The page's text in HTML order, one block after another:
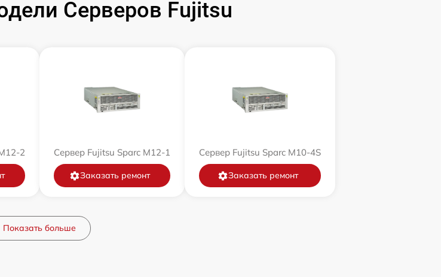
Серверов Fujitsu
2 Сервер Fujitsu Sparc M12-1
Заказать ремонт
Сервер Fujitsu Sparc M10-4S
Заказать ремонт
Показать больше